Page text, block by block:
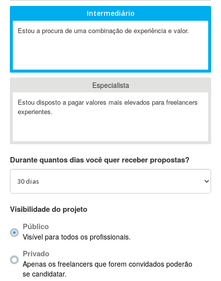
Ableton
Ableton Push
Absynth
AC3
ACARS
ACID Pro
ACPI
Acrobat
Acrobat X
ACT
Actian
Actimize
ActionScript
ActionScript 3
Active Directory
Intermediário
Estou a procura de uma combinação de experiência e valor.
Especialista
Estou disposto a pagar valores mais elevados para freelancers
experientes.
Durante quantos dias você quer receber propostas?
Visibilidade do projeto
Público
Visível para todos os profissionais.
Privado
Apenas os freelancers que forem convidados poderão
se candidatar.